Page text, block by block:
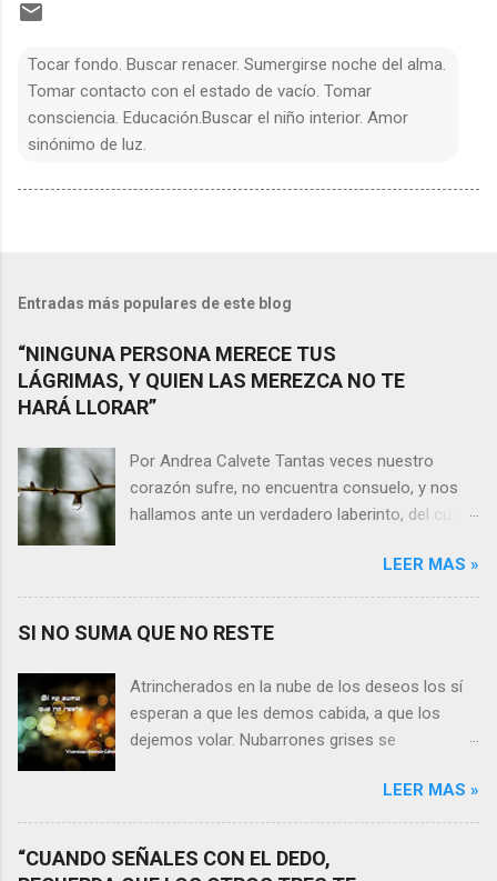
Tocar fondo. Buscar renacer. Sumergirse noche del alma.
Tomar contacto con el estado de vacío. Tomar
consciencia. Educación.Buscar el niño interior. Amor
sinónimo de luz.
Entradas más populares de este blog
“NINGUNA PERSONA MERECE TUS
LÁGRIMAS, Y QUIEN LAS MEREZCA NO TE
HARÁ LLORAR”
Por Andrea Calvete Tantas veces nuestro
corazón sufre, no encuentra consuelo, y nos
hallamos ante un verdadero laberinto, del cual
razones pierden el sentido, y las respuestas se
alejan tan distantes que no alcanzamos a
nuestras lágrimas?, quizás quien esté
Por otra parte, si nos ponemos a pensar en
algún momento de la vida todos hemos sufrido
por causa de una persona. Entonces ¿cómo
“ninguna persona merece tus lágrimas, y quien
LEER MAS »
SI NO SUMA QUE NO RESTE
Atrincherados en la nube de los deseos los sí
esperan a que les demos cabida, a que los
dejemos volar. Nubarrones grises se
indecisión, o simplemente por no ver con
claridad el camino a seguir. Lo claro es que si
no suma que no reste. En esa puja por decidir,
entran en nuestra vida conceptos y personas
LEER MAS »
“CUANDO SEÑALES CON EL DEDO,